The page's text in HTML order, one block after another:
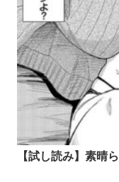
【試し読み】素晴